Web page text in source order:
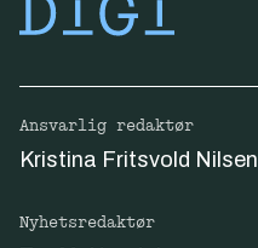
Ansvarlig redaktør
Kristina Fritsvold Nilsen
Nyhetsredaktør